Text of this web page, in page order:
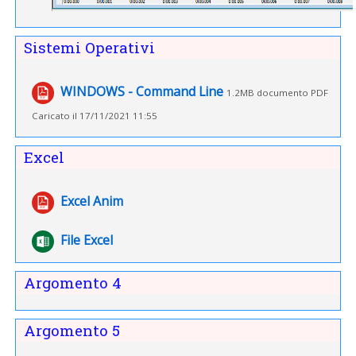
Sistemi Operativi
WINDOWS - Command Line
File
1.2MB documento PDF
Caricato il 17/11/2021 11:55
Excel
Excel Anim
File
File Excel
Argomento 4
Argomento 5